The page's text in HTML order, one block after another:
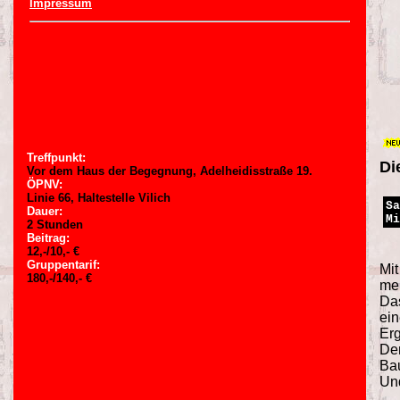
Impressum
Treffpunkt:
Vor dem Haus der Begegnung, Adelheidisstraße 19.
ÖPNV:
Linie 66, Haltestelle Vilich
Dauer:
2 Stunden
Beitrag:
12,-/10,- €
Gruppentarif:
180,-/140,- €